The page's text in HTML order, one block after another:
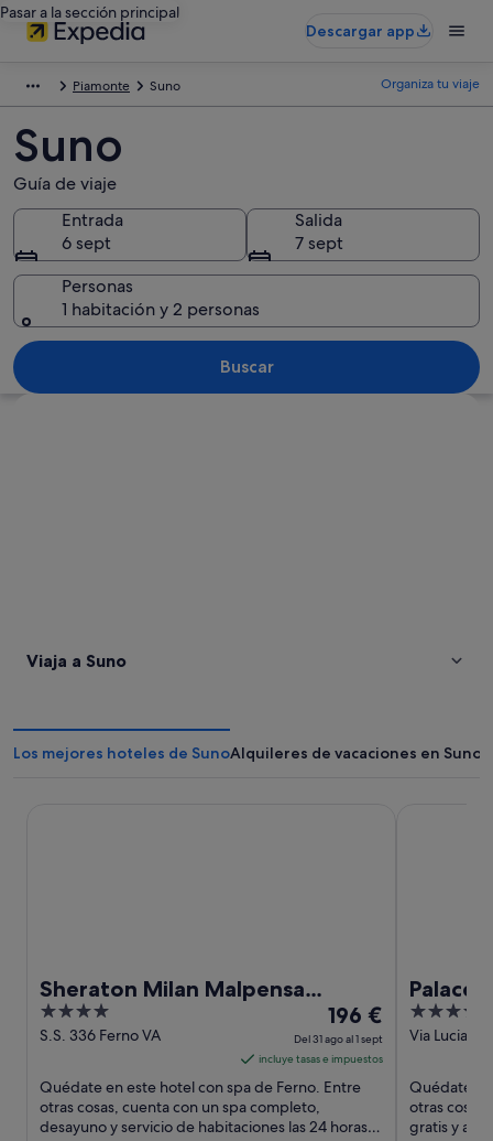
Pasar a la sección principal
Descargar app
Piamonte Suno Organiza tu viaje
Suno
Guía de viaje
Entrada
6 sept
Salida
7 sept
Personas
1 habitación y 2 personas
Buscar
Viaja a Suno
Los mejores hoteles de SunoAlquileres de vacaciones en Suno
Sheraton Milan Malpensa
Airport Hotel & Conference
Center
4
out
5
S.S. 336 Ferno VA
El
precio
es
de
por
196 €
Del 31 ago al 1 sept
incluye tasas e impuestos
Quédate en este hotel con spa de Ferno. Entre
otras cosas, cuenta con un spa completo,
desayuno y servicio de habitaciones las 24 horas.
Palace
4
out
5
Via Luciano
Quédate
otras
gratis y